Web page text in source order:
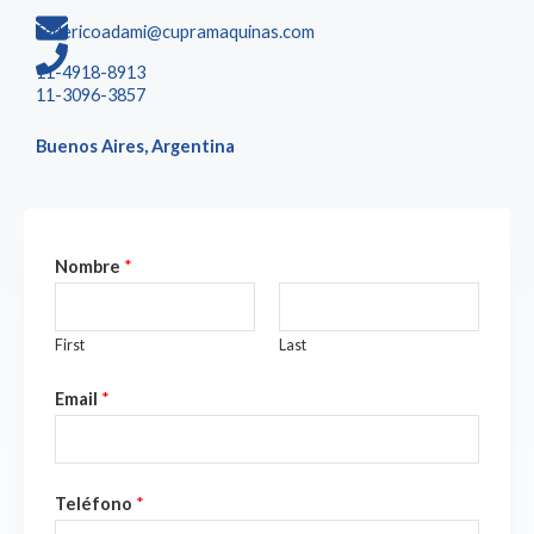
federicoadami@cupramaquinas.com
11-4918-8913
11-3096-3857
Buenos Aires, Argentina
Nombre *
First Last
Email *
Teléfono *